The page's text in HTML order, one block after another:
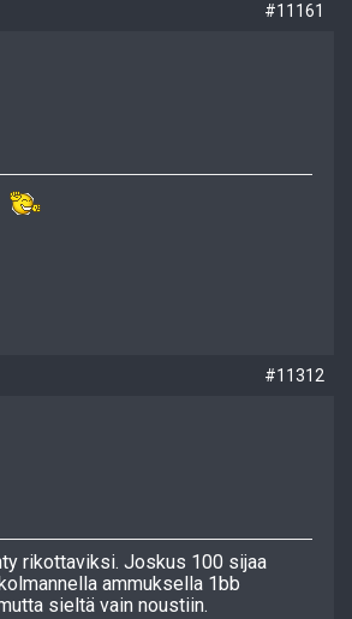
#11161
#11312
rikottaviksi. Joskus 100 sijaa
ammuksella 1bb
sieltä vain noustiin.